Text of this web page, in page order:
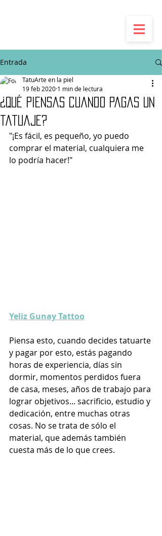
Entrada
¿Qué piensas cuando pagas un
tatuaje?
TatuArte en la piel
19 feb 2020 1 min de lectura
"¡Es fácil, es pequeño, yo puedo
comprar el material, cualquiera me
lo podría hacer!"
Yeliz Gunay Tattoo
Piensa esto, cuando decides tatuarte
y pagar por esto, estás pagando
horas de experiencia, días sin
dormir, momentos perdidos fuera
de casa, meses, años de trabajo para
lograr objetivos... sacrificio, estudio y
dedicación, entre muchas otras
cosas. No se trata de sólo el
material, que además también
cuesta más de lo que crees.